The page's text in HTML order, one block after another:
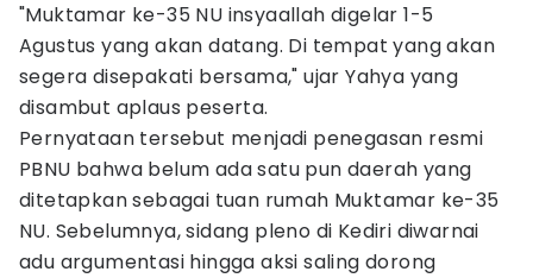
"Muktamar ke-35 NU insyaallah digelar 1-5
Agustus yang akan datang. Di tempat yang akan
segera disepakati bersama," ujar Yahya yang
disambut aplaus peserta.
Pernyataan tersebut menjadi penegasan resmi
PBNU bahwa belum ada satu pun daerah yang
ditetapkan sebagai tuan rumah Muktamar ke-35
NU. Sebelumnya, sidang pleno di Kediri diwarnai
adu argumentasi hingga aksi saling dorong